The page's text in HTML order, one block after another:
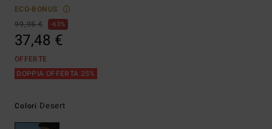
ECO-BONUS
99,95 €
63%
37,48 €
OFFERTE
DOPPIA OFFERTA 25%
Colori Desert